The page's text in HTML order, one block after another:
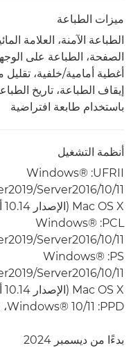
ميزات الطباعة
الطباعة الآمنة، العلامة
الصفحة، الطباعة على
أغطية أمامية/خلفية،
إيقاف الطباعة، تاريخ
باستخدام طابعة افتراضية
أنظمة التشغيل
UFRII‏: Windows®
Mac OS X‏ (الإصدار 10.14 أو الأحدث)
PCL‏: Windows®
10/11‏/Server2016‏/Server2019‏/Server2022/‏Server2025
PS‏: Windows®
Mac OS X‏ (الإصدار 10.14 أو الأحدث)
PPD:‏ Windows® 10/11، ‏MAC OS X (الإصدار 10.15 أو أحدث)
بدءًا من ديسمبر 2024